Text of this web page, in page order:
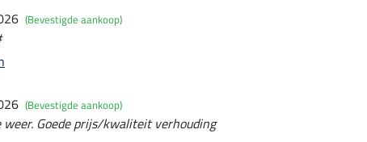
(Bevestigde aankoop)
(Bevestigde aankoop)
weer. Goede prijs/kwaliteit verhouding